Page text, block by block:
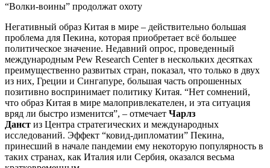
“Волки-воины” продолжат охоту
Негативный образ Китая в мире – действительно большая
проблема для Пекина, которая приобретает всё большее
политическое значение. Недавний опрос, проведенный
международным Pew Research Center в нескольких десятках
преимущественно развитых стран, показал, что только в двух
из них, Греции и Сингапуре, большая часть опрошенных
позитивно воспринимает политику Китая. “Нет сомнений,
что образ Китая в мире малопривлекателен, и эта ситуация
вряд ли быстро изменится”, – отмечает Чарлз
Данст из Центра стратегических и международных
исследований. Эффект “ковид-дипломатии” Пекина,
принесший в начале пандемии ему некоторую популярность в
таких странах, как Италия или Сербия, оказался весьма